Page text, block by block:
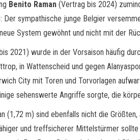
Benito Raman (Vertrag bis 2024)
Der sympathische junge Belgier
System gewöhnt und nicht mit der
2021) wurde in der Vorsaison häufig
in Wattenscheid und gegen
City mit Toren und Torvorlagen
sehenswerte Angriffe sorgte, die
(1,72 m) sind ebenfalls nicht die
und treffsicherer Mittelstürmer